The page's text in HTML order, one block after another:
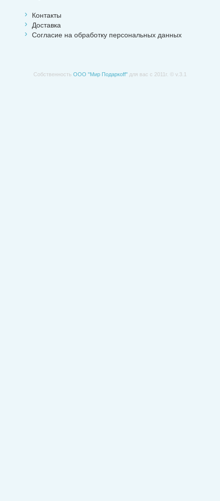
Контакты
Доставка
Согласие на обработку персональных данных
Собственность ООО "Мир Подаркоff" для вас с 2011г. © v.3.1